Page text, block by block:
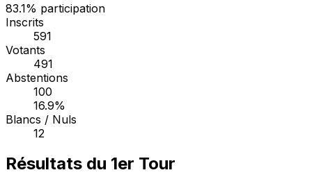
83.1% participation
Inscrits
591
Votants
491
Abstentions
100
16.9%
Blancs / Nuls
12
Résultats du 1er Tour